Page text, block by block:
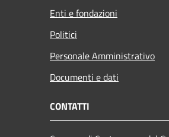
Enti e fondazioni
Politici
Personale Amministrativo
Documenti e dati
CONTATTI